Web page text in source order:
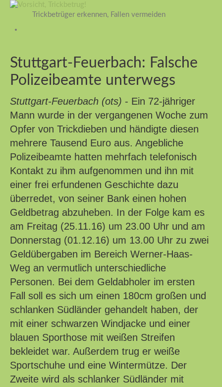
Trickbetrüger erkennen, Fallen vermeiden
Stuttgart-Feuerbach: Falsche
Polizeibeamte unterwegs
Stuttgart-Feuerbach (ots) - Ein 72-jähriger
Mann wurde in der vergangenen Woche zum
Opfer von Trickdieben und händigte diesen
mehrere Tausend Euro aus. Angebliche
Polizeibeamte hatten mehrfach telefonisch
Kontakt zu ihm aufgenommen und ihn mit
einer frei erfundenen Geschichte dazu
überredet, von seiner Bank einen hohen
Geldbetrag abzuheben. In der Folge kam es
am Freitag (25.11.16) um 23.00 Uhr und am
Donnerstag (01.12.16) um 13.00 Uhr zu zwei
Geldübergaben im Bereich Werner-Haas-
Weg an vermutlich unterschiedliche
Personen. Bei dem Geldabholer im ersten
Fall soll es sich um einen 180cm großen und
schlanken Südländer gehandelt haben, der
mit einer schwarzen Windjacke und einer
blauen Sporthose mit weißen Streifen
bekleidet war. Außerdem trug er weiße
Sportschuhe und eine Wintermütze. Der
Zweite wird als schlanker Südländer mit